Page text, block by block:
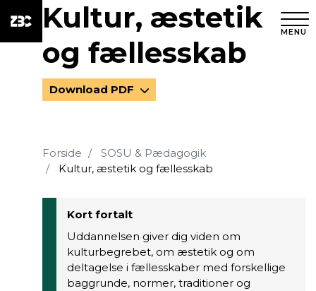
MENU
Kultur, æstetik
og fællesskab
Download PDF
Forside
SOSU & Pædagogik
Kultur, æstetik og fællesskab
Kort fortalt
Uddannelsen giver dig viden om
kulturbegrebet, om æstetik og om
deltagelse i fællesskaber med forskellige
baggrunde, normer, traditioner og